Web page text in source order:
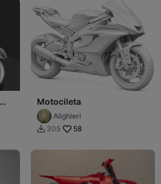
Motocileta
Alighieri
 305 58